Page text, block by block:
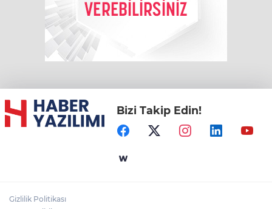
Bizi Takip Edin!
Gizlilik Politikası